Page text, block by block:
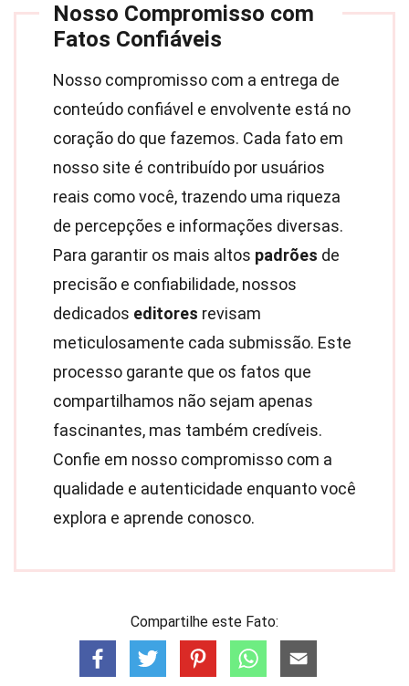
Nosso Compromisso com
Fatos Confiáveis
Nosso compromisso com a entrega de
conteúdo confiável e envolvente está no
coração do que fazemos. Cada fato em
nosso site é contribuído por usuários
reais como você, trazendo uma riqueza
de percepções e informações diversas.
Para garantir os mais altos padrões de
precisão e confiabilidade, nossos
dedicados editores revisam
meticulosamente cada submissão. Este
processo garante que os fatos que
compartilhamos não sejam apenas
fascinantes, mas também credíveis.
Confie em nosso compromisso com a
qualidade e autenticidade enquanto você
explora e aprende conosco.
Compartilhe este Fato: